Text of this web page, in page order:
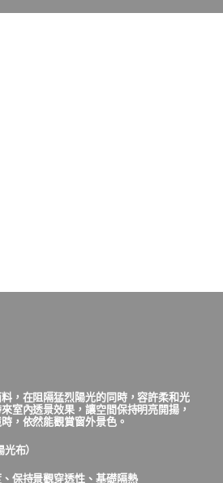
，在阻隔猛烈陽光的同時，容許柔和光
室內透景效果，讓空間保持明亮開揚，
，依然能觀賞窗外景色。
布）
保持景觀穿透性、基礎隔熱